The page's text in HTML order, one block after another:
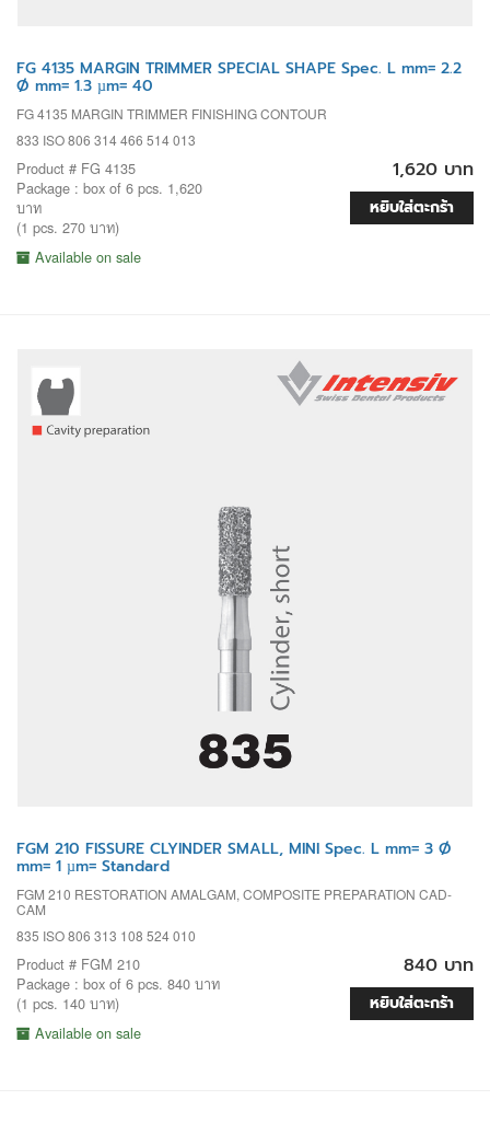
FG 4135 MARGIN TRIMMER SPECIAL SHAPE Spec. L mm= 2.2
Ø mm= 1.3 µm= 40
FG 4135 MARGIN TRIMMER FINISHING CONTOUR
833 ISO 806 314 466 514 013
Product # FG 4135
Package : box of 6 pcs. 1,620
บาท
(1 pcs. 270 บาท)
Available on sale
1,620 บาท
หยิบใส่ตะกร้า
FGM 210 FISSURE CLYINDER SMALL, MINI Spec. L mm= 3 Ø
mm= 1 µm= Standard
FGM 210 RESTORATION AMALGAM, COMPOSITE PREPARATION CAD-
CAM
835 ISO 806 313 108 524 010
Product # FGM 210
Package : box of 6 pcs. 840 บาท
(1 pcs. 140 บาท)
Available on sale
840 บาท
หยิบใส่ตะกร้า